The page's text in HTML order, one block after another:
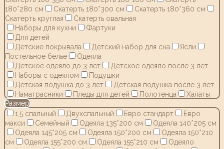
180*280 см
Скатерть 180*300 см
Скатерть 180*360 см
Скатерть круглая
Скатерть овальная
Наборы для кухни
Фартуки
Для детей
Детские покрывала
Детский набор для сна
Ясли
Постельное белье
Одеяла
Детское одеяло до 3 лет
Детское одеяло после 3 лет
Наборы с одеялом
Подушки
Детская подушка до 3 лет
Детская подушка после 3 лет
Наматрасники
Пледы для детей Полотенца
Халаты
Размер
1,5 спальный
Двухспальный Евро стандарт
Евро
макси
Семейный Одеяла 135*200 см
Одеяла 140*205 см
Одеяла 145*205 см
Одеяла 150*200 см
Одеяла 150*210
см
Одеяла 155*200 см Одеяла 155*210 см
Одеяло